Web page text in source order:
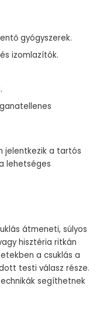
gyógyszerek.
izomlazítók.
jelentkezik a tartós
lehetséges
átmeneti, súlyos
hisztéria ritkán
a csuklás a
testi válasz része.
segíthetnek